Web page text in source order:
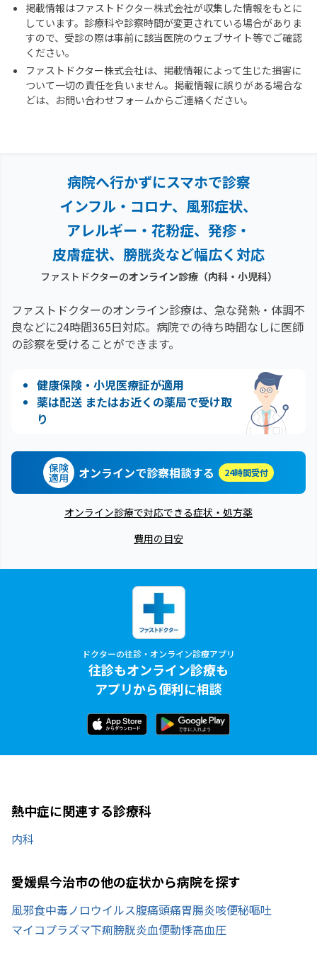
掲載情報はファストドクター株式会社が収集した情報をもとに
しています。診療科や診察時間が変更されている場合がありま
すので、受診の際は事前に該当医院のウェブサイト等でご確認
ください。
ファストドクター株式会社は、掲載情報によって生じた損害に
ついて一切の責任を負いません。掲載情報に誤りがある場合な
どは、お問い合わせフォームからご連絡ください。
病院へ行かずにスマホで診察
インフル・コロナ、風邪症状、
アレルギー・花粉症、 発疹・
皮膚症状、膀胱炎など幅広く対応
ファストドクターのオンライン診療（内科・小児科）
ファストドクターのオンライン診療は、急な発熱・体調不
良などに24時間365日対応。 病院での待ち時間なしに医師
の診察を受けることができます。
健康保険・小児医療証が適用
薬は配送 またはお近くの薬局で受け取
り
保険
適用 オンラインで診察相談する 24時間受付
オンライン診療で対応できる症状・処方薬
費用の目安
ドクターの往診・オンライン診療アプリ
往診もオンライン診療も
アプリから便利に相談
熱中症に関連する診療科
内科
愛媛県今治市の他の症状から病院を探す
風邪食中毒ノロウイルス腹痛頭痛胃腸炎咳便秘嘔吐
マイコプラズマ下痢膀胱炎血便動悸高血圧